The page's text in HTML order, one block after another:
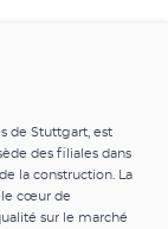
de Stuttgart, est
des filiales dans
la construction. La
le cœur de
sur le marché